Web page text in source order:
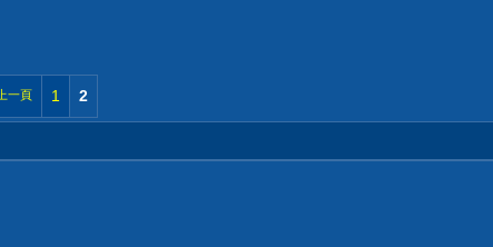
上一頁 1 2